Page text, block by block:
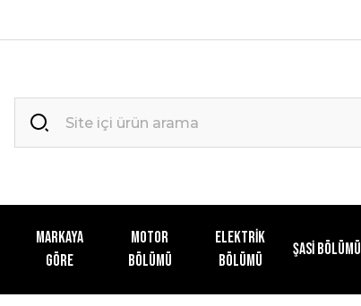
MARKAYA
GÖRE
MOTOR
BÖLÜMÜ
ELEKTRİK
BÖLÜMÜ
ŞASİ BÖLÜMÜ